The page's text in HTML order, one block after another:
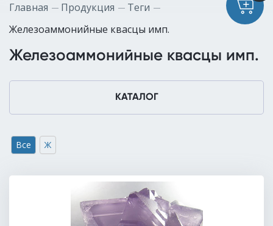
Главная Продукция
Теги
Железоаммонийные квасцы имп.
Железоаммонийные квасцы имп.
КАТАЛОГ
Все Ж